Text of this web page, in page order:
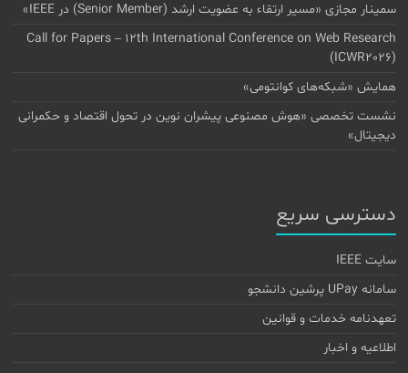
سمینار مجازی «مسیر ارتقاء به عضویت ارشد (Senior Member) در IEEE»
Call for Papers – 12th International Conference on Web Research
(ICWR2026)
همایش «شبکه‌های کوانتومی»
نشست تخصصی «هوش مصنوعی پیشران نوین در تحول اقتصاد و حکمرانی
دیجیتال»
دسترسی سریع
سایت IEEE
سامانه UPay پرشین دانشجو
تعهدنامه خدمات و قوانین
اطلاعیه و اخبار